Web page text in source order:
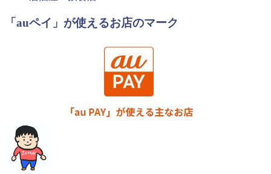
「auペイ」が使えるお店のマーク